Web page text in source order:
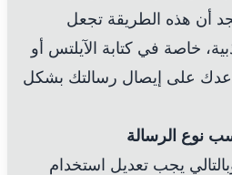
أن هذه الطريقة تجعل
خاصة في كتابة الآيلتس أو
على إيصال رسالتك بشكل
نوع الرسالة
يجب تعديل استخدام